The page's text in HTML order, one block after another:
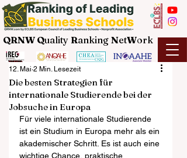
QRNW Quality Ranking NetWork
Die besten Strategien für
internationale Studierende bei der
Jobsuche in Europa
12. Mai 2 Min. Lesezeit
Für viele internationale Studierende
ist ein Studium in Europa mehr als ein
akademischer Schritt. Es ist auch eine
wichtige Chance, praktische